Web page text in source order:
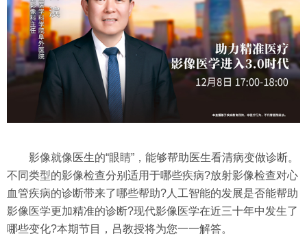
影像就像医生的“眼睛”，能够帮助医生看清病变做诊断。
不同类型的影像检查分别适用于哪些疾病?放射影像检查对心
血管疾病的诊断带来了哪些帮助?人工智能的发展是否能帮助
影像医学更加精准的诊断?现代影像医学在近三十年中发生了
哪些变化?本期节目，吕教授将为您一一解答。